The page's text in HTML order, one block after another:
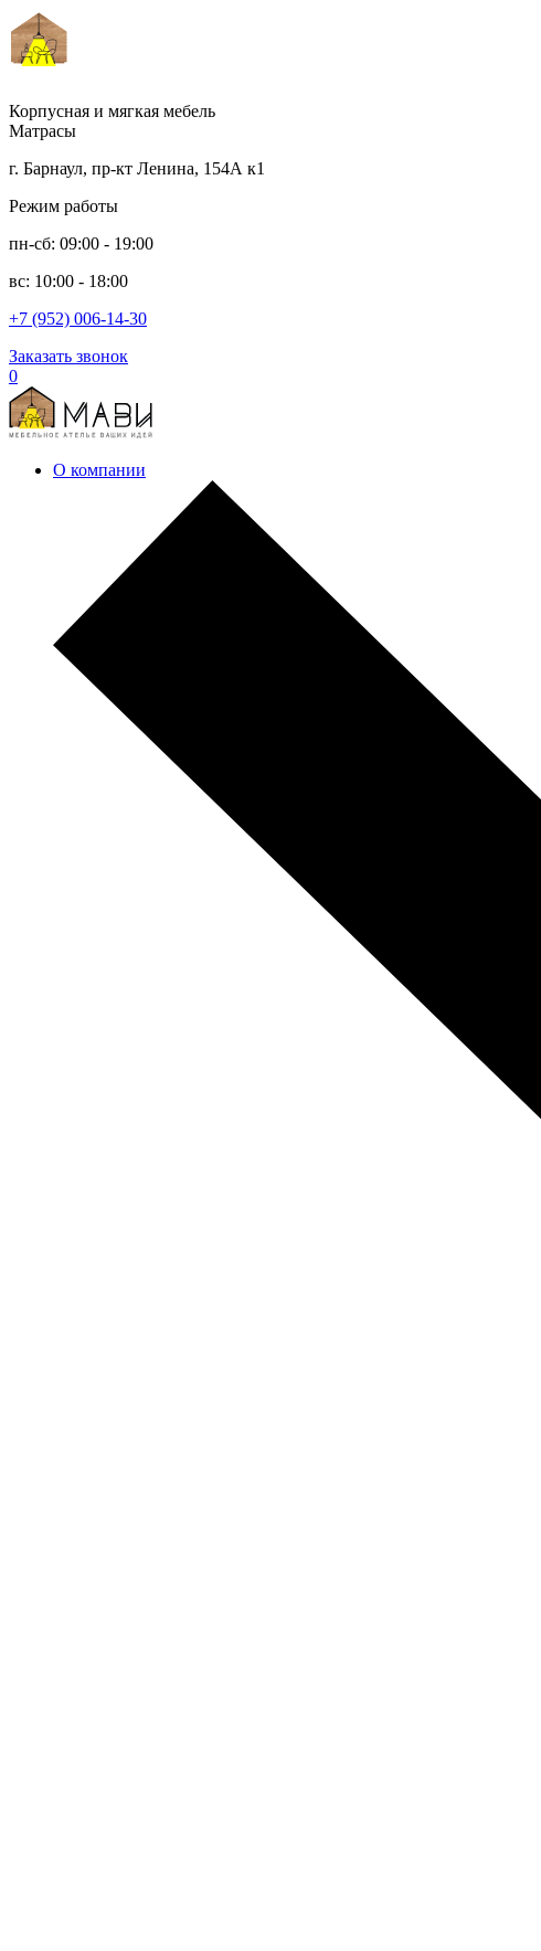
Корпусная и мягкая мебель
Матрасы
г. Барнаул, пр-кт Ленина, 154А к1
Режим работы
пн-сб: 09:00 - 19:00
вс: 10:00 - 18:00
+7 (952) 006-14-30
Заказать звонок
0
О компании